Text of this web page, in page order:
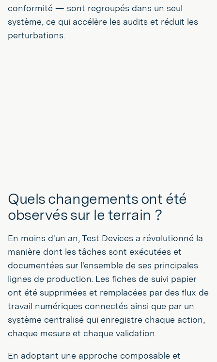
conformité — sont regroupés dans un seul
système, ce qui accélère les audits et réduit les
perturbations.
Quels changements ont été
observés sur le terrain ?
En moins d'un an, Test Devices a révolutionné la
manière dont les tâches sont exécutées et
documentées sur l'ensemble de ses principales
lignes de production. Les fiches de suivi papier
ont été supprimées et remplacées par des flux de
travail numériques connectés ainsi que par un
système centralisé qui enregistre chaque action,
chaque mesure et chaque validation.
En adoptant une approche composable et